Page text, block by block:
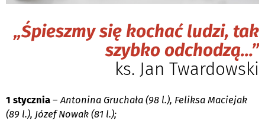
„Śpieszmy się kochać ludzi, tak
szybko odchodzą...”
ks. Jan Twardowski
1 stycznia –Antonina Gruchała (98 l.), Feliksa Maciejak
(89 l.), Józef Nowak (81 l.);